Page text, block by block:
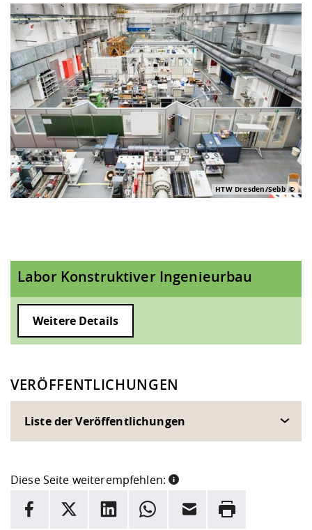
HTW Dresden/Sebb
Labor Konstruktiver Ingenieurbau
Weitere Details
VERÖFFENTLICHUNGEN
Liste der Veröffentlichungen
Diese Seite weiterempfehlen:
INFORMATION
Facebook
X LinkedInWhatsappE-Mail Drucken